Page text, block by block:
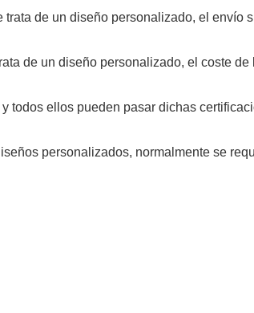
de un diseño personalizado, el envío
de un diseño personalizado, el coste
todos ellos pueden pasar dichas
personalizados, normalmente se